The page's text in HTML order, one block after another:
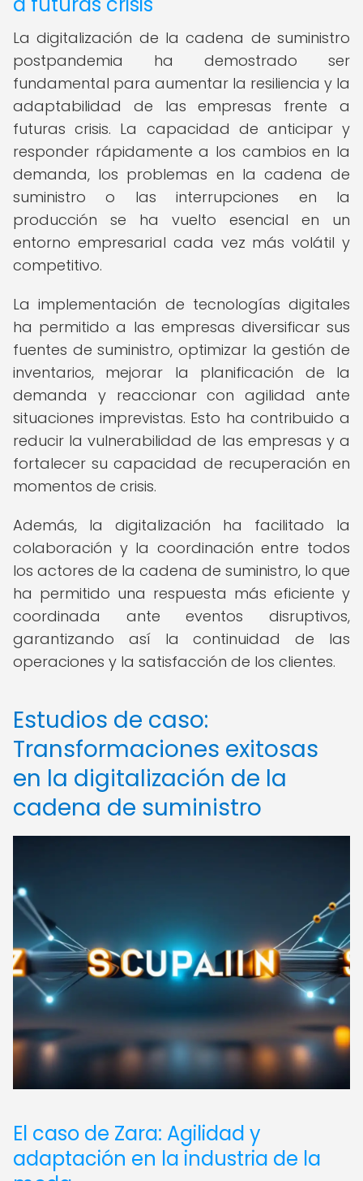
La digitalización de la cadena de suministro
postpandemia ha demostrado ser
fundamental para aumentar la resiliencia y la
adaptabilidad de las empresas frente a
futuras crisis. La capacidad de anticipar y
responder rápidamente a los cambios en la
demanda, los problemas en la cadena de
suministro o las interrupciones en la
producción se ha vuelto esencial en un
entorno empresarial cada vez más volátil y
competitivo.
La implementación de tecnologías digitales
ha permitido a las empresas diversificar sus
fuentes de suministro, optimizar la gestión de
inventarios, mejorar la planificación de la
demanda y reaccionar con agilidad ante
situaciones imprevistas. Esto ha contribuido a
reducir la vulnerabilidad de las empresas y a
fortalecer su capacidad de recuperación en
momentos de crisis.
Además, la digitalización ha facilitado la
colaboración y la coordinación entre todos
los actores de la cadena de suministro, lo que
ha permitido una respuesta más eficiente y
coordinada ante eventos disruptivos,
garantizando así la continuidad de las
operaciones y la satisfacción de los clientes.
Estudios de caso:
Transformaciones exitosas
en la digitalización de la
cadena de suministro
El caso de Zara: Agilidad y
adaptación en la industria de la